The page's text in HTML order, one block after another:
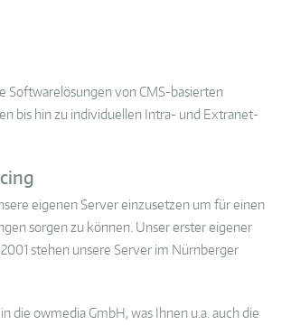
Softwarelösungen von CMS-basierten
bis hin zu individuellen Intra- und Extranet-
eigenen Server einzusetzen um für einen
sorgen zu können. Unser erster eigener
stehen unsere Server im Nürnberger
die owmedia GmbH, was Ihnen u.a. auch die